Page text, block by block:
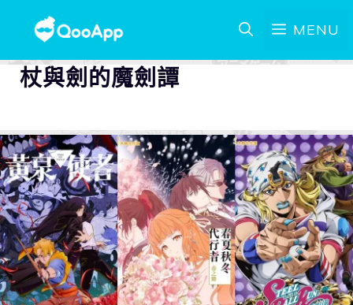
MENU
杖與劍的魔劍譚